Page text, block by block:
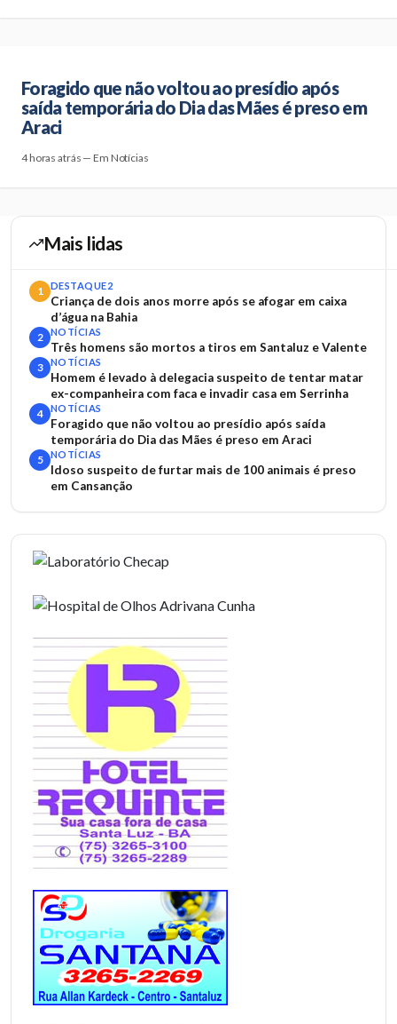
Foragido que não voltou ao presídio após
saída temporária do Dia das Mães é preso em
Araci
4 horas atrás — Em Notícias
Mais lidas
1 DESTAQUE2
Criança de dois anos morre após se afogar em caixa
d’água na Bahia
2 NOTÍCIAS
Três homens são mortos a tiros em Santaluz e Valente
3 NOTÍCIAS
Homem é levado à delegacia suspeito de tentar matar
ex-companheira com faca e invadir casa em Serrinha
4 NOTÍCIAS
Foragido que não voltou ao presídio após saída
temporária do Dia das Mães é preso em Araci
5 NOTÍCIAS
Idoso suspeito de furtar mais de 100 animais é preso
em Cansanção